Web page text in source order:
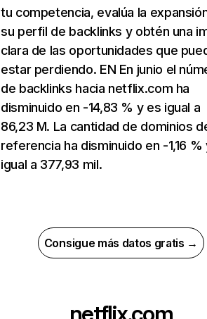
tu competencia, evalúa la
su perfil de backlinks y obtén una
clara de las oportunidades que
estar perdiendo. EN En junio el
de backlinks hacia netflix.com ha
disminuido en -14,83 % y es igual a
86,23 M. La cantidad de dominios
referencia ha disminuido en -1,16 %
igual a 377,93 mil.
Consigue más datos gratis →